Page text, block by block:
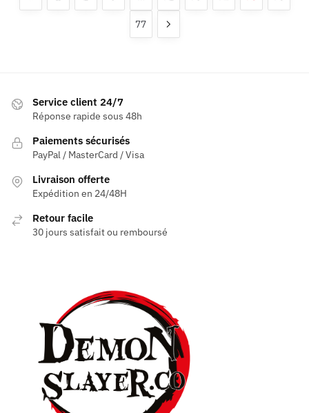
peuvent
page
du
peuvent
être
77
Service client 24/7
Réponse rapide sous 48h
Paiements sécurisés
PayPal / MasterCard / Visa
Livraison offerte
Expédition en 24/48H
Retour facile
30 jours satisfait ou remboursé